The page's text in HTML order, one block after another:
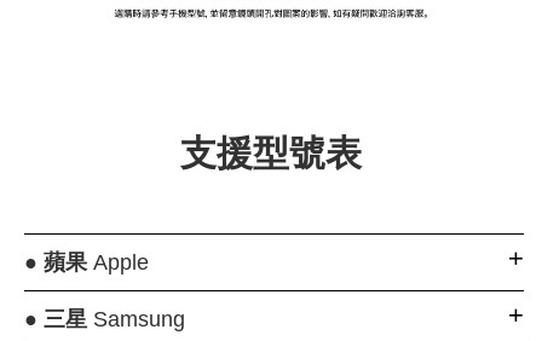
+NT$ 159
-
支援型號表
● 蘋果Apple
● 三星Samsung